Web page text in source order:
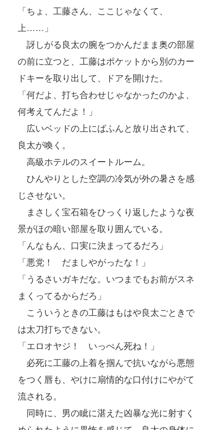
「ちょ、工藤さん、ここじゃなくて、
上……」
訝しがる良太の腕をつかんだまま奥の部屋
の前に立つと、工藤はポケットから別のカー
ドキーを取り出して、ドアを開けた。
「何だよ、打ち合わせじゃなかったのかよ、
何考えてんだよ！」
広いベッドの上にばふんと放り出されて、
良太が喚く。
高級ホテルのスイートルーム。
ひんやりとした空調の冷気が外の暑さを感
じさせない。
まさしく宝石箱をひっくり返したような夜
景がほの暗い部屋を取り囲んでいる。
「んなもん、口実に決まってるだろ」
「悪党！ だましやがったな！」
「うるさいガキだな。いつまでもお前がスネ
まくってるからだろ」
こういうときの工藤はもはや良太ごときで
は太刀打ちできない。
「エロオヤジ！ いっぺん死ね！」
必死に工藤の上着を掴んで抗いながら悪態
をつく唇も、やけに扇情的な口付けにやがて
流される。
同時に、男の眦に湛えた凶暴な光に射すく